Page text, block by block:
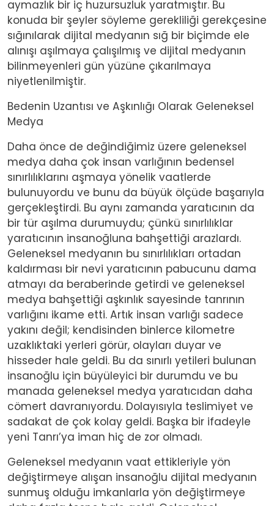
aymazlık bir iç huzursuzluk yaratmıştır. Bu
konuda bir şeyler söyleme gerekliliği gerekçesine
sığınılarak dijital medyanın sığ bir biçimde ele
alınışı aşılmaya çalışılmış ve dijital medyanın
bilinmeyenleri gün yüzüne çıkarılmaya
niyetlenilmiştir.
Bedenin Uzantısı ve Aşkınlığı Olarak Geleneksel
Medya
Daha önce de değindiğimiz üzere geleneksel
medya daha çok insan varlığının bedensel
sınırlılıklarını aşmaya yönelik vaatlerde
bulunuyordu ve bunu da büyük ölçüde başarıyla
gerçekleştirdi. Bu aynı zamanda yaratıcının da
bir tür aşılma durumuydu; çünkü sınırlılıklar
yaratıcının insanoğluna bahşettiği arazlardı.
Geleneksel medyanın bu sınırlılıkları ortadan
kaldırması bir nevi yaratıcının pabucunu dama
atmayı da beraberinde getirdi ve geleneksel
medya bahşettiği aşkınlık sayesinde tanrının
varlığını ikame etti. Artık insan varlığı sadece
yakını değil; kendisinden binlerce kilometre
uzaklıktaki yerleri görür, olayları duyar ve
hisseder hale geldi. Bu da sınırlı yetileri bulunan
insanoğlu için büyüleyici bir durumdu ve bu
manada geleneksel medya yaratıcıdan daha
cömert davranıyordu. Dolayısıyla teslimiyet ve
sadakat de çok kolay geldi. Başka bir ifadeyle
yeni Tanrı’ya iman hiç de zor olmadı.
Geleneksel medyanın vaat ettikleriyle yön
değiştirmeye alışan insanoğlu dijital medyanın
sunmuş olduğu imkanlarla yön değiştirmeye